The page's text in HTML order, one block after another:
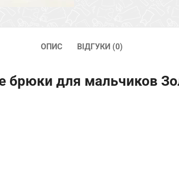
ОПИС ВІДГУКИ (0)
для мальчиков